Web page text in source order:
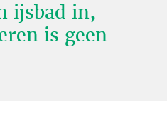
ijsbad in,
is geen